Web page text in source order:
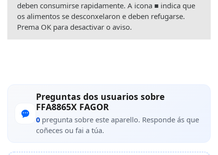
deben consumirse rapidamente. A icona ■ indica que
os alimentos se desconxelaron e deben refugarse.
Prema OK para desactivar o aviso.
Preguntas dos usuarios sobre
FFA8865X FAGOR
0 pregunta sobre este aparello. Responde ás que
coñeces ou fai a túa.